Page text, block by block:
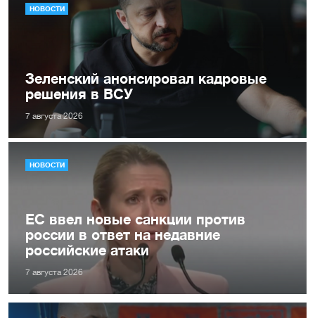
НОВОСТИ
Зеленский анонсировал кадровые
решения в ВСУ
7 августа 2026
НОВОСТИ
ЕС ввел новые санкции против
россии в ответ на недавние
российские атаки
7 августа 2026